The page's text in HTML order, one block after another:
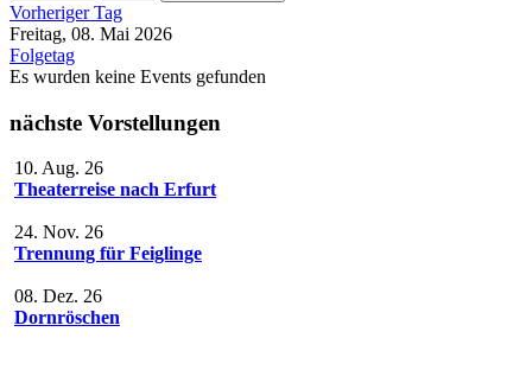
Vorheriger Tag
Freitag, 08. Mai 2026
Folgetag
Es wurden keine Events gefunden
nächste Vorstellungen
10. Aug. 26
Theaterreise nach Erfurt
24. Nov. 26
Trennung für Feiglinge
08. Dez. 26
Dornröschen